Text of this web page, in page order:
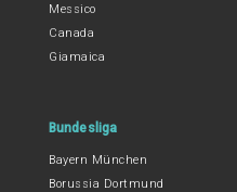
Messico
Canada
Giamaica
Bundesliga
Bayern München
Borussia Dortmund